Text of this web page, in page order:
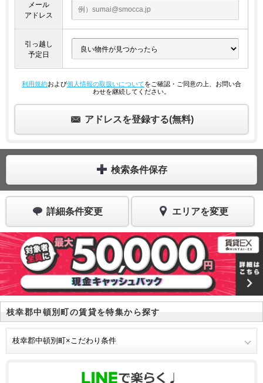
メール
アドレス
引っ越し
予定日
利用規約および個人情報の取扱いについてをご確認・ご同意の上、お問い合
わせを継続してください。
アドレスを登録する(無料)
検索条件保存
詳細条件変更 エリアを変更
枝幸郡中頓別町の賃貸を特集から探す
枝幸郡中頓別町×こだわり条件